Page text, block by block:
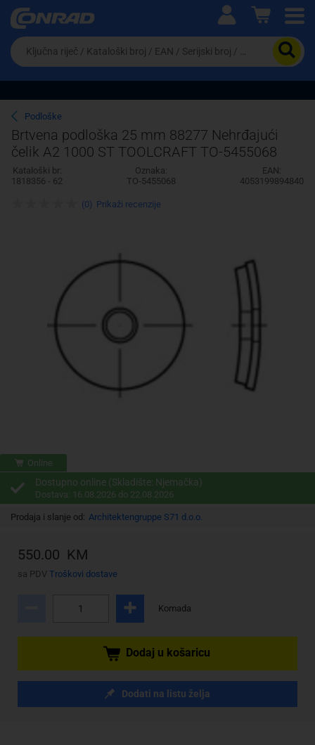
Ova postavka prilagođava asortiman proizvoda i
cijene vašim potrebama.
Pravno lice
Da
biste
potražili
proizvod,
unesite
ključnu
riječ,
kataloški
broj,
EAN
ili
Podloške
Brtvena podloška 25 mm 88277 Nehrđajući
čelik A2 1000 ST TOOLCRAFT TO-5455068
Kataloški br:
1818356 - 62
Oznaka:
TO-5455068
EAN:
4053199894840
Online
Dostupno online (Skladište: Njemačka)
Dostava: 16.08.2026 do 22.08.2026
Prodaja i slanje od: Architektengruppe S71 d.o.o.
550.00 KM
sa PDV Troškovi dostave
Komada
Dodaj u košaricu
Dodati na listu želja
(0) Prikaži recenzije